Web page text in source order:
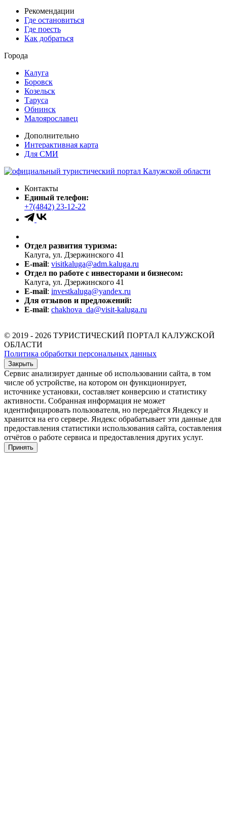
Рекомендации
Где остановиться
Где поесть
Как добраться
Города
Калуга
Боровск
Козельск
Таруса
Обнинск
Малоярославец
Дополнительно
Интерактивная карта
Для СМИ
Контакты
Единый телефон:
+7(4842) 23-12-22
Отдел развития туризма:
Калуга, ул. Дзержинского 41
E-mail: visitkaluga@adm.kaluga.ru
Отдел по работе с инвесторами и бизнесом:
Калуга, ул. Дзержинского 41
E-mail: investkaluga@yandex.ru
Для отзывов и предложений:
E-mail: chakhova_da@visit-kaluga.ru
© 2019 - 2026 ТУРИСТИЧЕСКИЙ ПОРТАЛ КАЛУЖСКОЙ
ОБЛАСТИ
Политика обработки персональных данных
Закрыть
Сервис анализирует данные об использовании сайта, в том
числе об устройстве, на котором он функционирует,
источнике установки, составляет конверсию и статистику
активности. Собранная информация не может
идентифицировать пользователя, но передаётся Яндексу и
хранится на его сервере. Яндекс обрабатывает эти данные для
предоставления статистики использования сайта, составления
отчётов о работе сервиса и предоставления других услуг.
Принять